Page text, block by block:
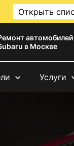
Открыть
автомобилей
в Москве
Услуги